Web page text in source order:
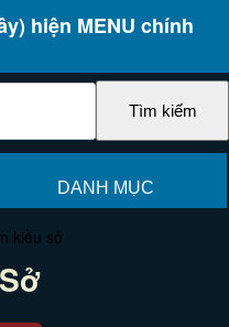
hiện MENU chính
DANH MỤC